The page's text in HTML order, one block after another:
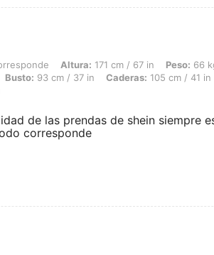
Altura: 171 cm / 67 in, Peso: 66 kg / 146 lbs,
Altura: 171 cm / 67 in Peso: 66
Busto: 93 cm / 37 in Caderas: 105 cm / 41 in
de las prendas de shein siempre
corresponde